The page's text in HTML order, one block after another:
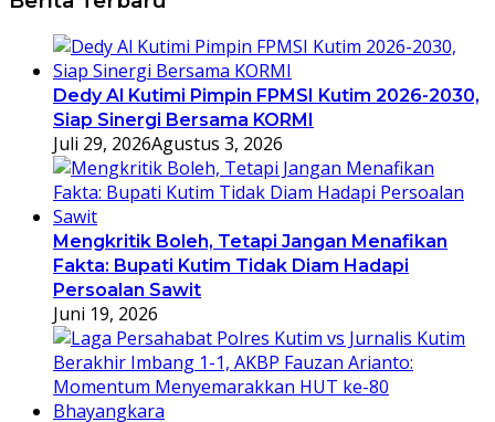
Dedy Al Kutimi Pimpin FPMSI Kutim 2026-2030,
Siap Sinergi Bersama KORMI
Juli 29, 2026Agustus 3, 2026
Mengkritik Boleh, Tetapi Jangan Menafikan
Fakta: Bupati Kutim Tidak Diam Hadapi
Persoalan Sawit
Juni 19, 2026